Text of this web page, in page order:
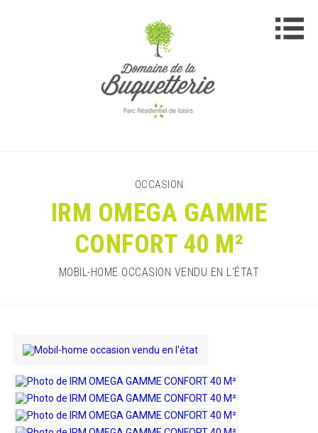
OCCASION
IRM OMEGA GAMME
CONFORT 40 M²
MOBIL-HOME OCCASION VENDU EN L'ÉTAT